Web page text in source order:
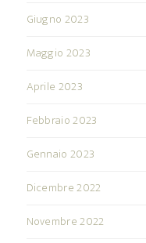
Giugno 2023
Maggio 2023
Aprile 2023
Febbraio 2023
Gennaio 2023
Dicembre 2022
Novembre 2022